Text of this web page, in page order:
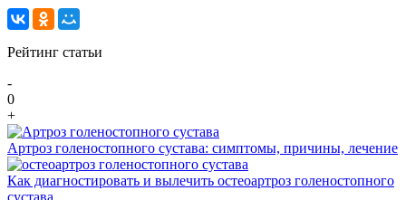
Рейтинг статьи
-
0
+
Артроз голеностопного сустава: симптомы, причины, лечение
Как диагностировать и вылечить остеоартроз голеностопного